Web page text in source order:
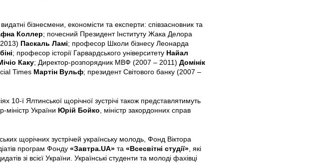
бізнесмени, економісти та експерти: співзасновник та
Коллер; почесний Президент Інституту Жака Делора
Паскаль Ламі; професор Школи бізнесу Леонарда
; професор історії Гарвардського університету Найал
Каку; Директор-розпорядник МВФ (2007 – 2011) Домінік
Times Мартін Вульф; президент Світового банку (2007 –
10-ї Ялтинської щорічної зустрічі також представлятимуть
міністр України Юрій Бойко , міністр закордонних справ
щорічних зустрічей українську молодь, Фонд Віктора
програм Фонду «Завтра.UA» та «Всесвітні студії» , які
зі всієї України. Українські студенти та молоді фахівці